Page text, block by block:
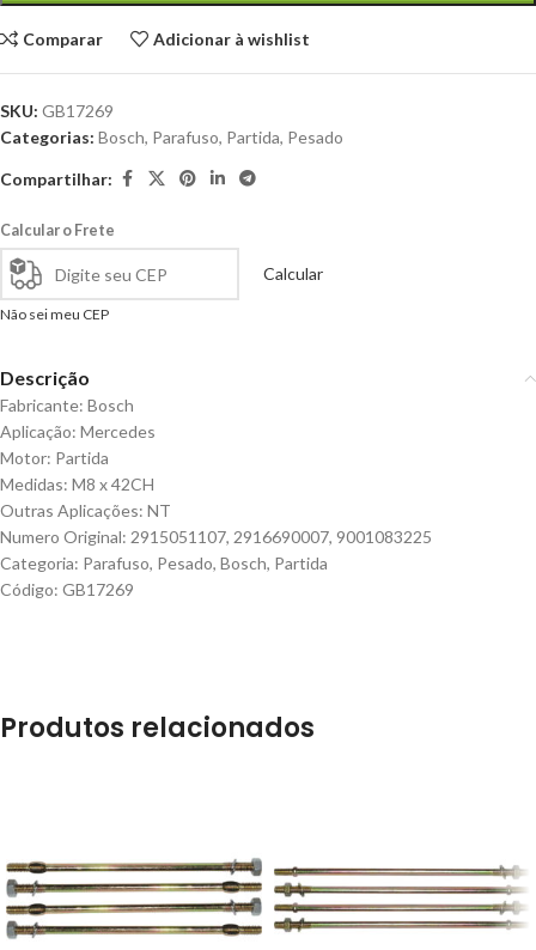
Comparar Adicionar à wishlist
SKU: GB17269
Categorias: Bosch, Parafuso, Partida, Pesado
Compartilhar:
Calcular o Frete
Calcular
Não sei meu CEP
Descrição
Fabricante: Bosch
Aplicação: Mercedes
Motor: Partida
Medidas: M8 x 42CH
Outras Aplicações: NT
Numero Original: 2915051107, 2916690007, 9001083225
Categoria: Parafuso, Pesado, Bosch, Partida
Código: GB17269
Produtos relacionados